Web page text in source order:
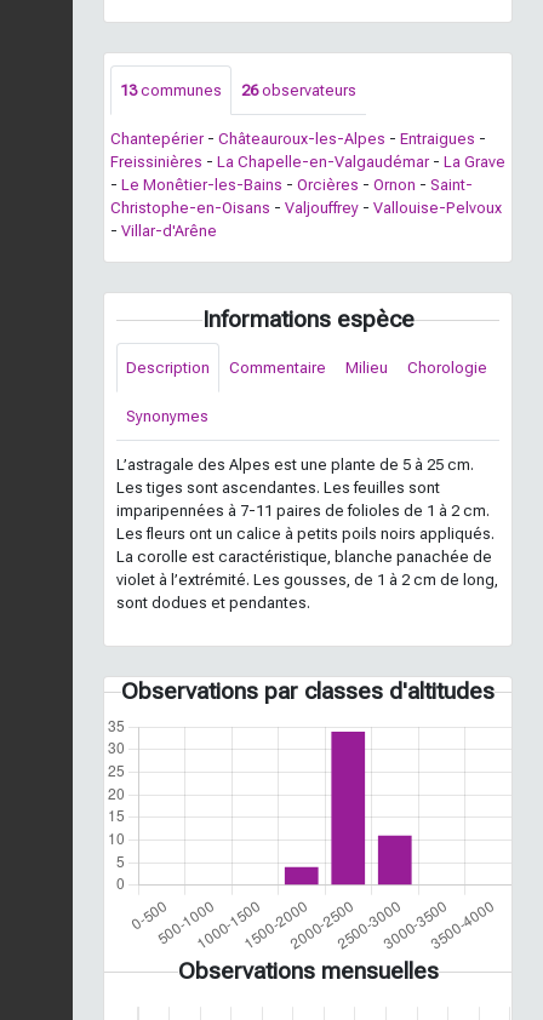
13communes 26observateurs
Chantepérier - Châteauroux-les-Alpes - Entraigues -
Freissinières - La Chapelle-en-Valgaudémar - La Grave
- Le Monêtier-les-Bains - Orcières - Ornon - Saint-
Christophe-en-Oisans - Valjouffrey - Vallouise-Pelvoux
- Villar-d'Arêne
Informations espèce
Description Commentaire Milieu Chorologie
Synonymes
L’astragale des Alpes est une plante de 5 à 25 cm.
Les tiges sont ascendantes. Les feuilles sont
imparipennées à 7-11 paires de folioles de 1 à 2 cm.
Les fleurs ont un calice à petits poils noirs appliqués.
La corolle est caractéristique, blanche panachée de
violet à l’extrémité. Les gousses, de 1 à 2 cm de long,
sont dodues et pendantes.
Observations par classes d'altitudes
Observations mensuelles